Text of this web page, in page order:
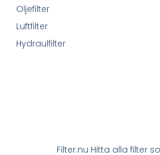
Filter.nu Hitta alla filter
Oljefilter
Luftfilter
Hydraulfilter